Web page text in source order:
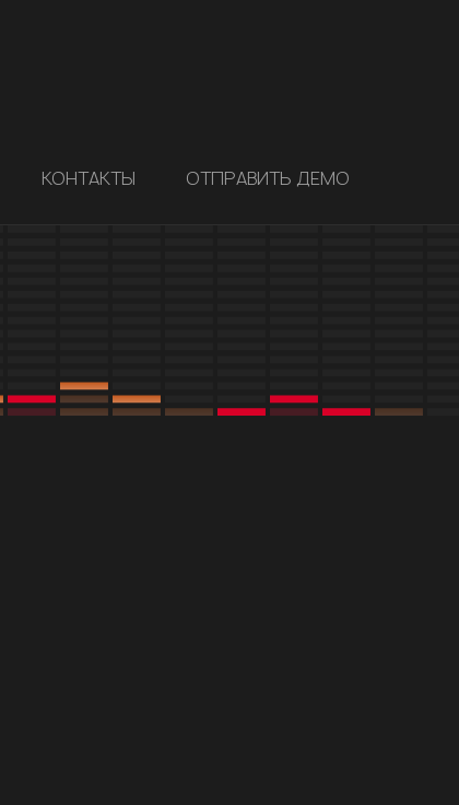
КОНТАКТЫ
ОТПРАВИТЬ ДЕМО